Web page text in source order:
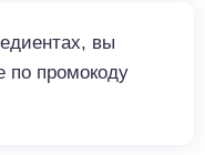
вы
по промокоду